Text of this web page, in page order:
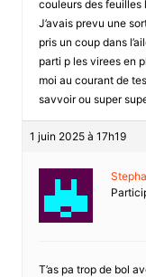
couleurs des feuilles
J’avais prevu une
pris un coup dans
parti p les virees en
moi au courant de
savvoir ou super
1 juin 2025 à 17h19
T’as pa trop de bol